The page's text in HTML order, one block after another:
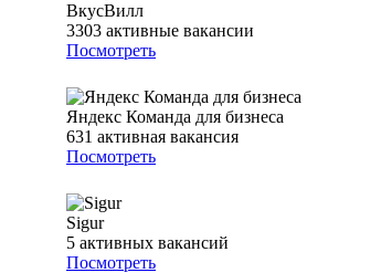
ВкусВилл
3303 активные вакансии
Посмотреть
Яндекс Команда для бизнеса
631 активная вакансия
Посмотреть
Sigur
5 активных вакансий
Посмотреть